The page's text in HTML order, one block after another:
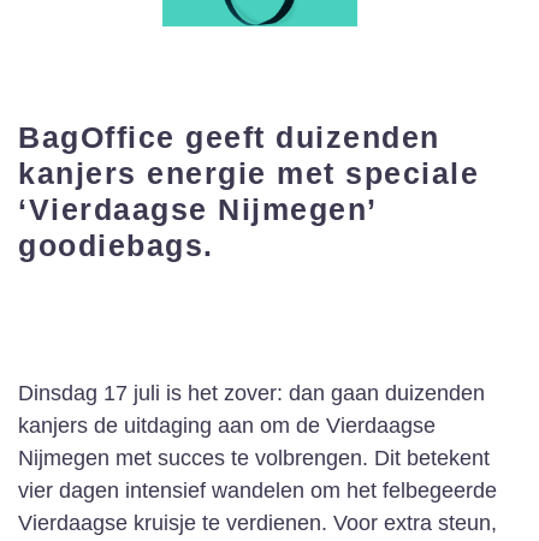
BagOffice geeft duizenden
kanjers energie met speciale
‘Vierdaagse Nijmegen’
goodiebags.
Dinsdag 17 juli is het zover: dan gaan duizenden
kanjers de uitdaging aan om de Vierdaagse
Nijmegen met succes te volbrengen. Dit betekent
vier dagen intensief wandelen om het felbegeerde
Vierdaagse kruisje te verdienen. Voor extra steun,